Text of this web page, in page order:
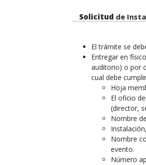
Solicitud de
El trámite se
Entregar en
auditorio) o por
cual debe
Hoja
El oficio
(director,
Nombre
Nombre
evento.
Número